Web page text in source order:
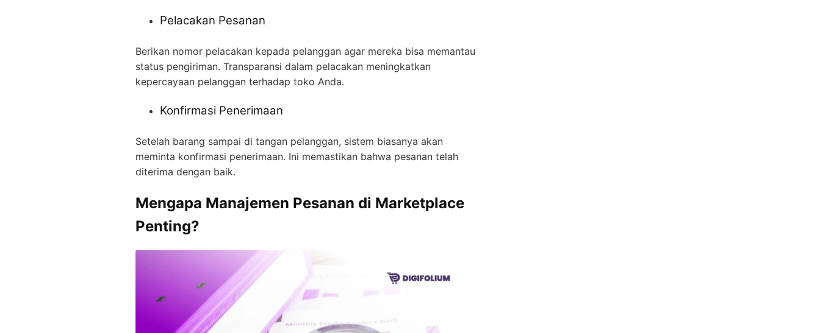
Pelacakan Pesanan
Berikan nomor pelacakan kepada pelanggan agar mereka bisa memantau
status pengiriman. Transparansi dalam pelacakan meningkatkan
kepercayaan pelanggan terhadap toko Anda.
Konfirmasi Penerimaan
Setelah barang sampai di tangan pelanggan, sistem biasanya akan
meminta konfirmasi penerimaan. Ini memastikan bahwa pesanan telah
diterima dengan baik.
Mengapa Manajemen Pesanan di Marketplace
Penting?